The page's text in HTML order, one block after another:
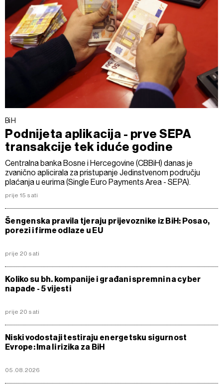
BiH
Podnijeta aplikacija - prve SEPA
transakcije tek iduće godine
Centralna banka Bosne i Hercegovine (CBBiH) danas je
zvanično aplicirala za pristupanje Jedinstvenom području
plaćanja u eurima (Single Euro Payments Area - SEPA).
prije 15 sati
Šengenska pravila tjeraju prijevoznike iz BiH: Posao,
porezi i firme odlaze u EU
prije 20 sati
Koliko su bh. kompanije i građani spremni na cyber
napade - 5 vijesti
prije 20 sati
Niski vodostaji testiraju energetsku sigurnost
Evrope: Ima li rizika za BiH
05.08.2026